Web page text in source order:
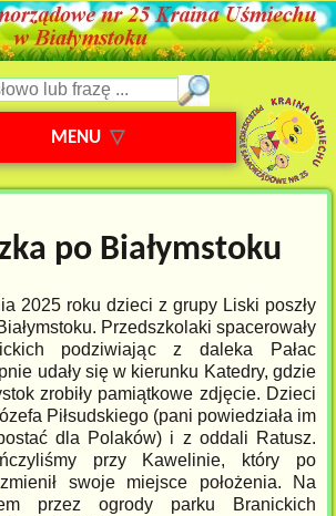
lub frazę
MENU
po Białymstoku
2025 roku dzieci z grupy Liski poszły
Przedszkolaki spacerowały
podziwiając z daleka Pałac
udały się w kierunku Katedry, gdzie
zrobiły pamiątkowe zdjęcie. Dzieci
Piłsudskiego (pani powiedziała im
dla Polaków) i z oddali Ratusz.
przy Kawelinie, który po
swoje miejsce położenia. Na
przez ogrody parku Branickich